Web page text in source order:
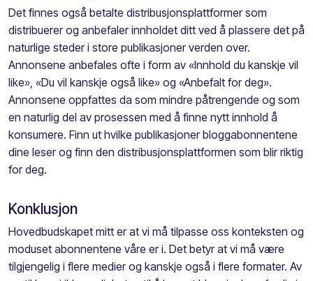
Det finnes også betalte distribusjonsplattformer som
distribuerer og anbefaler innholdet ditt ved å plassere det på
naturlige steder i store publikasjoner verden over.
Annonsene anbefales ofte i form av «Innhold du kanskje vil
like», «Du vil kanskje også like» og «Anbefalt for deg».
Annonsene oppfattes da som mindre påtrengende og som
en naturlig del av prosessen med å finne nytt innhold å
konsumere. Finn ut hvilke publikasjoner bloggabonnentene
dine leser og finn den distribusjonsplattformen som blir riktig
for deg.
Konklusjon
Hovedbudskapet mitt er at vi må tilpasse oss konteksten og
moduset abonnentene våre er i. Det betyr at vi må være
tilgjengelig i flere medier og kanskje også i flere formater. Av